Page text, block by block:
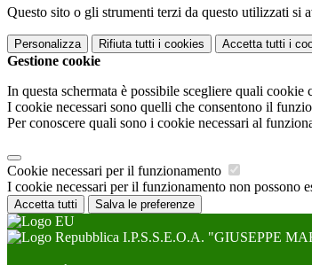
Questo sito o gli strumenti terzi da questo utilizzati si
Personalizza Rifiuta tutti i cookies Accetta tutti i
Gestione cookie
In questa schermata è possibile scegliere quali cookie
I cookie necessari sono quelli che consentono il
Per conoscere quali sono i cookie necessari al
Cookie necessari per il funzionamento
I cookie necessari per il funzionamento non possono
Accetta tutti Salva le preferenze
I.P.S.S.E.O.A. "GIUSEPPE